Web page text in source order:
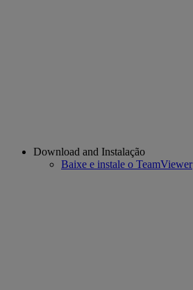
Download and Instalação
Baixe e instale o TeamViewer